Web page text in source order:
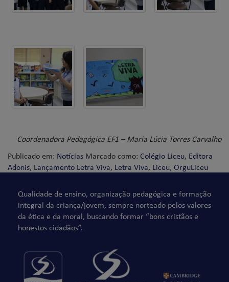
Coordenadora Pedagógica EF1 – Maria Lúcia Torres Carvalho
Publicado em: Notícias Marcado como: Colégio Liceu, Editora
Adonis, Lançamento Letra Viva, Letra Viva, Liceu, OrguLiceu
Qualidade de ensino, organização pedagógica e formação
integral da criança/jovem, sempre norteado pelos valores
da ética e da moral, buscando formar “bons cristãos e
honestos cidadãos”.